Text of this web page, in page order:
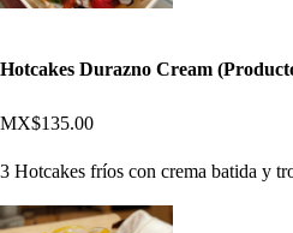
Hotcakes Durazno Cream
MX$135.00
3 Hotcakes fríos con crema batida y